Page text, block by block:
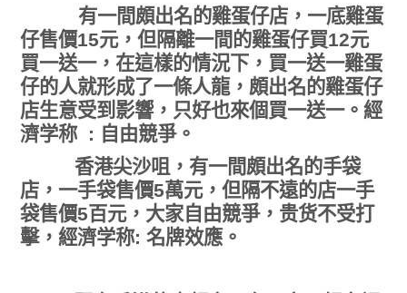
有一間頗出名的雞蛋仔店，一底雞蛋
仔售價15元，但隔離一間的雞蛋仔買12元
買一送一，在這樣的情況下， 買一送一雞蛋
仔的人就形成了一條人龍，頗出名的雞蛋仔
店生意受到影響，只好也來個買一送一。經
濟学称 : 自由競爭。
香港尖沙咀，有一間頗出名的手袋
店，一手袋售價5萬元，但隔不遠的店一手
袋售價5百元，大家自由競爭，贵货不受打
擊，經濟学称:名牌效應。